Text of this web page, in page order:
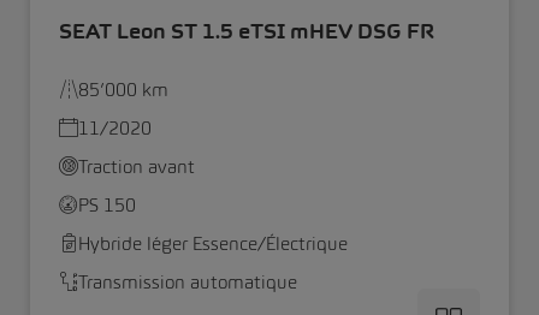
SEAT Leon ST 1.5 eTSI mHEV DSG FR
85’000 km
11/2020
Traction avant
PS 150
Hybride léger Essence/Électrique
Transmission automatique